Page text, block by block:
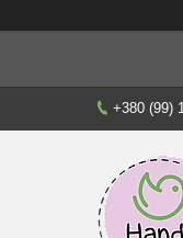
+380 (99)